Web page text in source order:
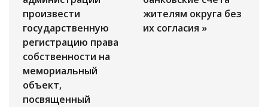
произвести
государственную
регистрацию права
собственности на
мемориальный
объект,
посвященный
жителям округа без
их согласия »